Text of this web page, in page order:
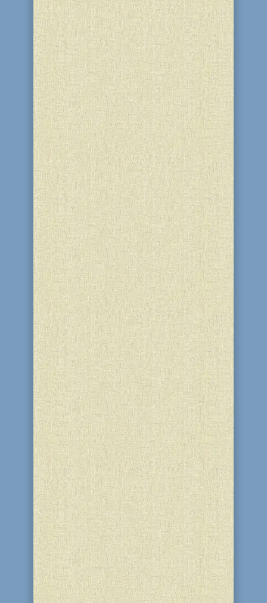
Любавич” (м. Кам'янське) майстер-клас
з техніки "String Art". Діти обрали
малюнки на свій смак і натхненно
працювали...
24 Іяра 5786 (11 травня 2026) у
благодійному центрі “Бейт Барух” і
синагозі “Бейт Реувен” (м. Кам'янське)
ребецн Діна Стамблер для жінок-
учасниць освітнього проєкту ”Колель
Тора” провела духовний урок за
книгою “Танія”. [gallery columns="2"
size="full"...